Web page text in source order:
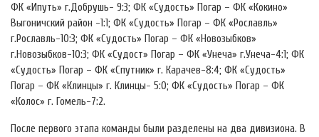
ФК «Ипуть» г.Добрушь- 9:3; ФК «Судость» Погар – ФК «Кокино»
Выгоничский район -1:1; ФК «Судость» Погар – ФК «Рославль»
г.Рославль-10:3; ФК «Судость» Погар – ФК «Новозыбков»
г.Новозыбков-10:3; ФК «Судост» Погар – ФК «Унеча» г.Унеча-4:1; ФК
«Судость» Погар – ФК «Спутник» г. Карачев-8:4; ФК «Судость»
Погар – ФК «Клинцы» г. Клинцы- 5:0; ФК «Судость» Погар – ФК
«Колос» г. Гомель-7:2.
После первого этапа команды были разделены на два дивизиона. В